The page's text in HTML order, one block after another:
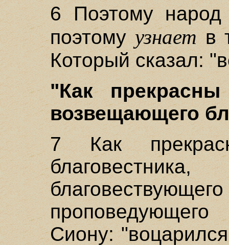
6 Поэтому
поэтомуузнаетв
Который сказал:
"Как прекрасны
возвещающего
7 Как
проповедующего
Сиону: